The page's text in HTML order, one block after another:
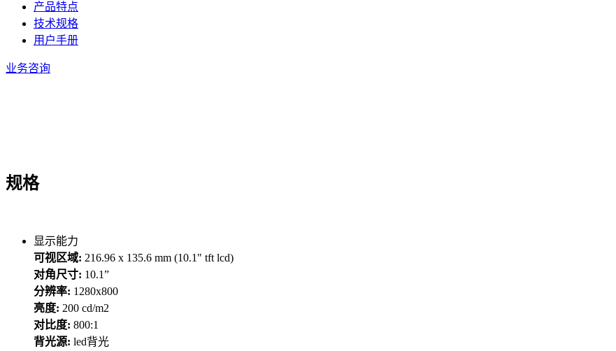
产品特点
技术规格
用户手册
业务咨询
规格
显示能力
可视区域: 216.96 x 135.6 mm (10.1" tft lcd)
对角尺寸: 10.1”
分辨率: 1280x800
亮度: 200 cd/m2
对比度: 800:1
背光源: led背光